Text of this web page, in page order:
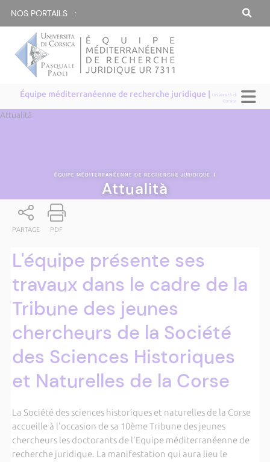
NOS PORTAILS :
Équipe méditerranéenne de recherche juridique |Università di
Corsica
Attualità
ÉQUIPE MÉDITERRANÉENNE DE RECHERCHE JURIDIQUE |
Attualità
PARTAGE PDF
L'équipe présente ses
travaux dans le cadre de la
Tribune des jeunes
chercheurs de la Société
des Sciences Historiques
et Naturelles de la Corse
La Société des sciences historiques et naturelles de la Corse
accueille à l'occasion de sa 10ème Tribune des jeunes
chercheurs les doctorants de l'Equipe méditerranéenne de
recherche juridique. La manifestation qui aura lieu le